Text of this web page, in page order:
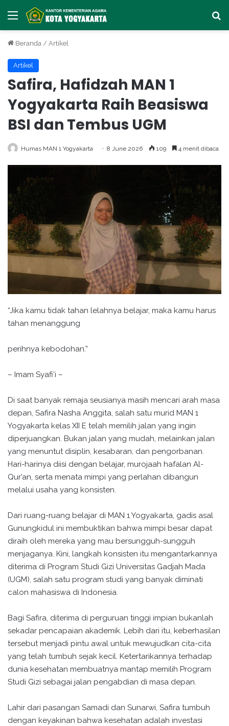
Menu
Beranda / Artikel
Artikel
Safira, Hafidzah MAN 1
Yogyakarta Raih Beasiswa
BSI dan Tembus UGM
Humas MAN 1 Yogyakarta 8 June 2026 109 4 menit dibaca
“Jika kamu tidak tahan lelahnya belajar, maka kamu harus
tahan menanggung
perihnya kebodohan.”
– Imam Syafi’i –
Di saat banyak remaja seusianya masih mencari arah masa
depan, Safira Nasha Anggita, salah satu murid MAN 1
Yogyakarta kelas XII E telah memilih jalan yang ingin
diperjuangkan. Bukan jalan yang mudah, melainkan jalan
yang menuntut disiplin, kesabaran, dan pengorbanan.
Hari-harinya diisi dengan belajar, murojaah hafalan Al-
Qur’an, serta menata mimpi yang perlahan dibangun
melalui usaha yang konsisten.
Dari ruang-ruang belajar di MAN 1 Yogyakarta, gadis asal
Gunungkidul ini membuktikan bahwa mimpi besar dapat
diraih oleh mereka yang mau bersungguh-sungguh
menjaganya. Kini, langkah konsisten itu mengantarkannya
diterima di Program Studi Gizi Universitas Gadjah Mada
(UGM), salah satu program studi yang banyak diminati
calon mahasiswa di Indonesia.
Bagi Safira, diterima di perguruan tinggi impian bukanlah
sekadar pencapaian akademik. Lebih dari itu, keberhasilan
tersebut menjadi pintu awal untuk mewujudkan cita-cita
yang telah tumbuh sejak kecil. Ketertarikannya terhadap
dunia kesehatan membuatnya mantap memilih Program
Studi Gizi sebagai jalan pengabdian di masa depan.
Lahir dari pasangan Samadi dan Sunarwi, Safira tumbuh
dengan keyakinan bahwa kesehatan adalah investasi